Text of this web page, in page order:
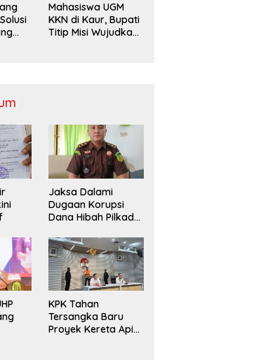
Mahasiswa UGM
KKN di Kaur, Bupati
Titip Misi Wujudkan
Jaksa Dalami
Dugaan Korupsi
Dana Hibah Pilkada
Kaur
KPK Tahan
Tersangka Baru
Proyek Kereta Api